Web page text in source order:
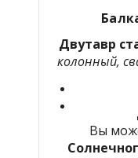
Двутавр
колонный,
Вы